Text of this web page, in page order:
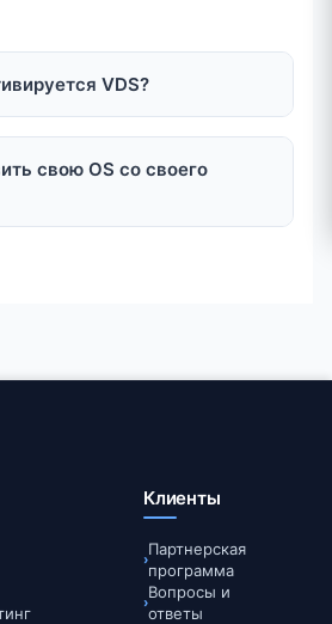
VDS?
течение нескольких минут.
больше времени,
свою OS со своего
Клиенты
Партнерская
программа
Вопросы и
ответы